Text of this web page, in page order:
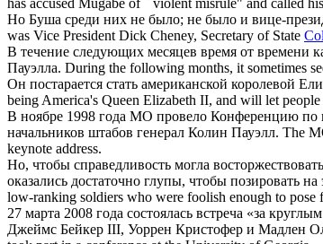
Но Буша среди них не было; не было и вице-
was Vice President Dick Cheney, Secretary of State
В течение следующих месяцев время от времени
Пауэлла. During the following months, it sometimes
Он постарается стать американской королевой
being America's Queen Elizabeth II, and will let
В ноябре 1998 года МО провело Конференцию по
начальников штабов генерал Колин Пауэлл. The
keynote address.
Но, чтобы справедливость могла
оказались достаточно глупы, чтобы позировать
low-ranking soldiers who were foolish enough to pose
27 марта 2008 года состоялась встреча «за
Джеймс Бейкер III, Уоррен Кристофер и Мадлен